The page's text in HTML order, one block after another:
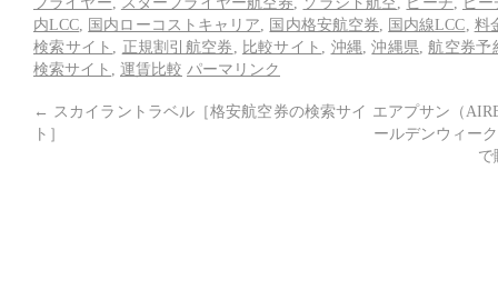
内LCC
国内ローコストキャリア 国内格安航空券 国内線LCC 料
検索サイト
正規割引航空券 比較サイト 沖縄 ,沖縄県 ,航空券予
検索サイト
運賃比較 パーマリンク
← スカイラントラベル［格安航空券の検索サイ
ト］
エアプサン（
ールデンウィー
で